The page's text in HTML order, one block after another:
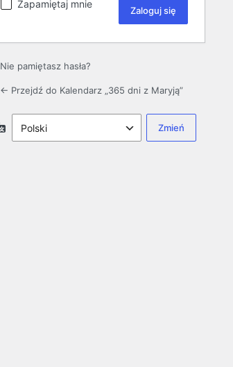
Zapamiętaj mnie
Nie pamiętasz hasła?
← Przejdź do Kalendarz „365 dni z Maryją”
Język